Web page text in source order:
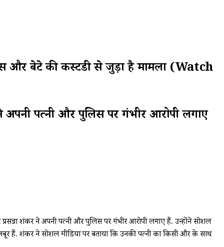
और बेटे की कस्टडी से जुड़ा है मामला (Watch
अपनी पत्नी और पुलिस पर गंभीर आरोपी लगाए
शंकर ने अपनी पत्नी और पुलिस पर गंभीर आरोपी लगाए हैं. उन्होंने सोशल
हैं. शंकर ने सोशल मीडिया पर बताया कि उनकी पत्नी का किसी और के साथ